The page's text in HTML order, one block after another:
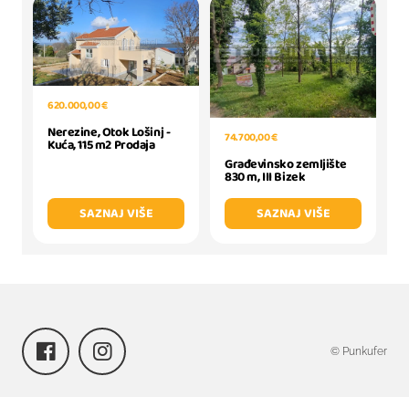
620.000,00 €
Nerezine, Otok Lošinj -
Kuća, 115 m2 Prodaja
SAZNAJ VIŠE
74.700,00 €
Građevinsko zemljište
830 m, III Bizek
SAZNAJ VIŠE
© Punkufer